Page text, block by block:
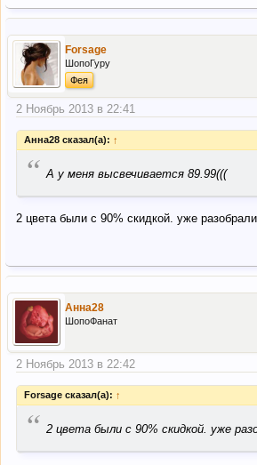
Forsage
ШопоГуру
Фея
2 Ноябрь 2013 в 22:41
Анна28 сказал(а): ↑
“ А у меня высвечивается 89.99(((
2 цвета были с 90% скидкой. уже разобрали
Анна28
ШопоФанат
2 Ноябрь 2013 в 22:42
Forsage сказал(а): ↑
“ 2 цвета были с 90% скидкой. уже